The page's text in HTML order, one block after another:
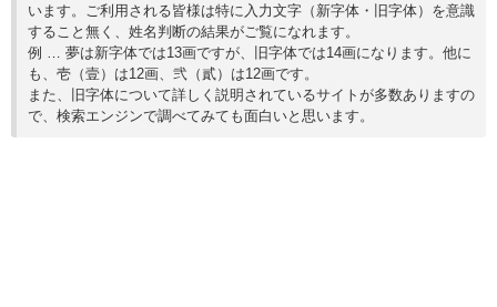
います。ご利用される皆様は特に入力文字（新字体・旧字体）を意識
すること無く、姓名判断の結果がご覧になれます。
例 … 夢は新字体では13画ですが、旧字体では14画になります。他に
も、壱（壹）は12画、弐（貳）は12画です。
また、旧字体について詳しく説明されているサイトが多数ありますの
で、検索エンジンで調べてみても面白いと思います。